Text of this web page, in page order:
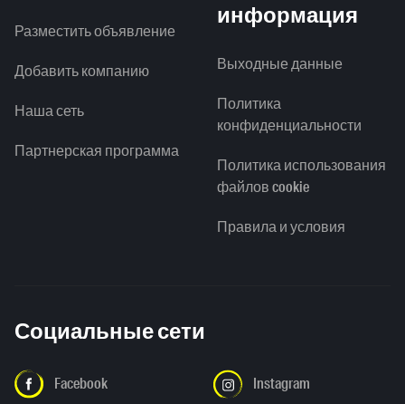
Разместить объявление
Добавить компанию
Наша сеть
Партнерская программа
информация
Выходные данные
Политика
конфиденциальности
Политика использования
файлов cookie
Правила и условия
Социальные сети
Facebook Instagram